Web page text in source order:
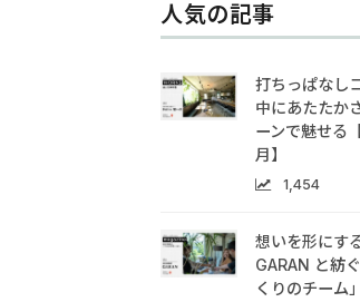
人気の記事
打ちっぱなし
中にあたたか
ーンで魅せる
月】
1,454
想いを形にす
GARAN と紡
くりのチーム